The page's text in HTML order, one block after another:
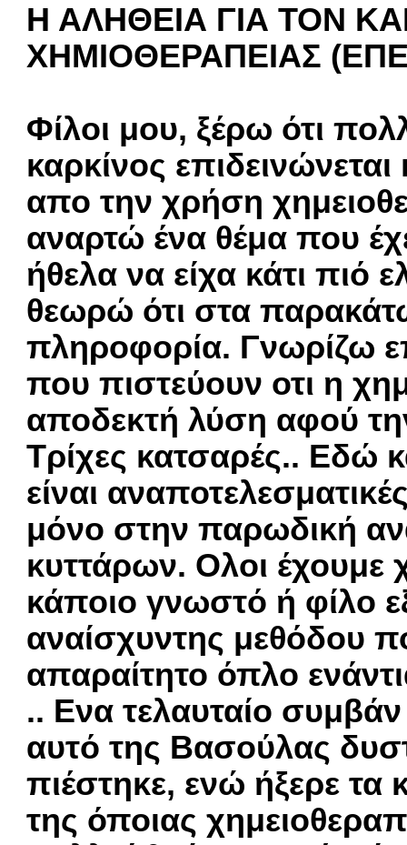
Η ΑΛΗΘΕΙΑ ΓΙΑ ΤΟΝ
ΧΗΜΙΟΘΕΡΑΠΕΙΑΣ
Φίλοι μου, ξέρω ότι
καρκίνος επιδεινώνεται
απο την χρήση
αναρτώ ένα θέμα που
ήθελα να είχα κάτι
θεωρώ ότι στα
πληροφορία. Γνωρίζω
που πιστεύουν οτι η
αποδεκτή λύση αφού
Τρίχες κατσαρές.. Εδώ
είναι
μόνο στην παρωδική
κυττάρων. Ολοι έχουμε
κάποιο γνωστό ή φίλο
αναίσχυντης μεθόδου
απαραίτητο όπλο
.. Ενα τελαυταίο
αυτό της Βασούλας
πιέστηκε, ενώ ήξερε τα
της όποιας